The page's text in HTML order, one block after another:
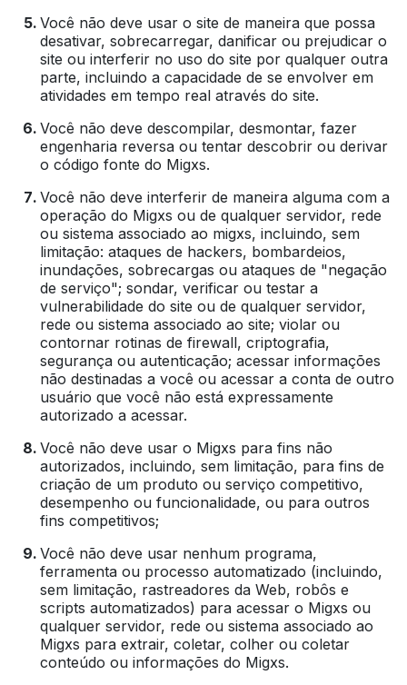
Você não deve usar o site de maneira que possa
desativar, sobrecarregar, danificar ou prejudicar o
site ou interferir no uso do site por qualquer outra
parte, incluindo a capacidade de se envolver em
atividades em tempo real através do site.
Você não deve descompilar, desmontar, fazer
engenharia reversa ou tentar descobrir ou derivar
o código fonte do Migxs.
Você não deve interferir de maneira alguma com a
operação do Migxs ou de qualquer servidor, rede
ou sistema associado ao migxs, incluindo, sem
limitação: ataques de hackers, bombardeios,
inundações, sobrecargas ou ataques de "negação
de serviço"; sondar, verificar ou testar a
vulnerabilidade do site ou de qualquer servidor,
rede ou sistema associado ao site; violar ou
contornar rotinas de firewall, criptografia,
segurança ou autenticação; acessar informações
não destinadas a você ou acessar a conta de outro
usuário que você não está expressamente
autorizado a acessar.
Você não deve usar o Migxs para fins não
autorizados, incluindo, sem limitação, para fins de
criação de um produto ou serviço competitivo,
desempenho ou funcionalidade, ou para outros
fins competitivos;
Você não deve usar nenhum programa,
ferramenta ou processo automatizado (incluindo,
sem limitação, rastreadores da Web, robôs e
scripts automatizados) para acessar o Migxs ou
qualquer servidor, rede ou sistema associado ao
Migxs para extrair, coletar, colher ou coletar
conteúdo ou informações do Migxs.